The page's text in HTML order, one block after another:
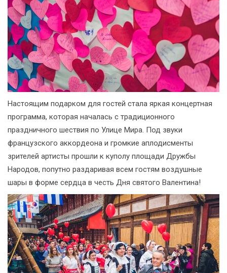
Настоящим подарком для гостей стала яркая концертная
программа, которая началась с традиционного
праздничного шествия по Улице Мира. Под звуки
французского аккордеона и громкие аплодисменты
зрителей артисты прошли к куполу площади Дружбы
Народов, попутно раздаривая всем гостям воздушные
шары в форме сердца в честь Дня святого Валентина!